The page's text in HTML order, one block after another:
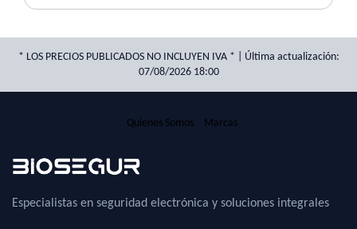
* LOS PRECIOS PUBLICADOS NO INCLUYEN IVA * | Última actualización:
07/08/2026 18:00
Quienes Somos Marcas
Especialistas en seguridad electrónica y soluciones integrales